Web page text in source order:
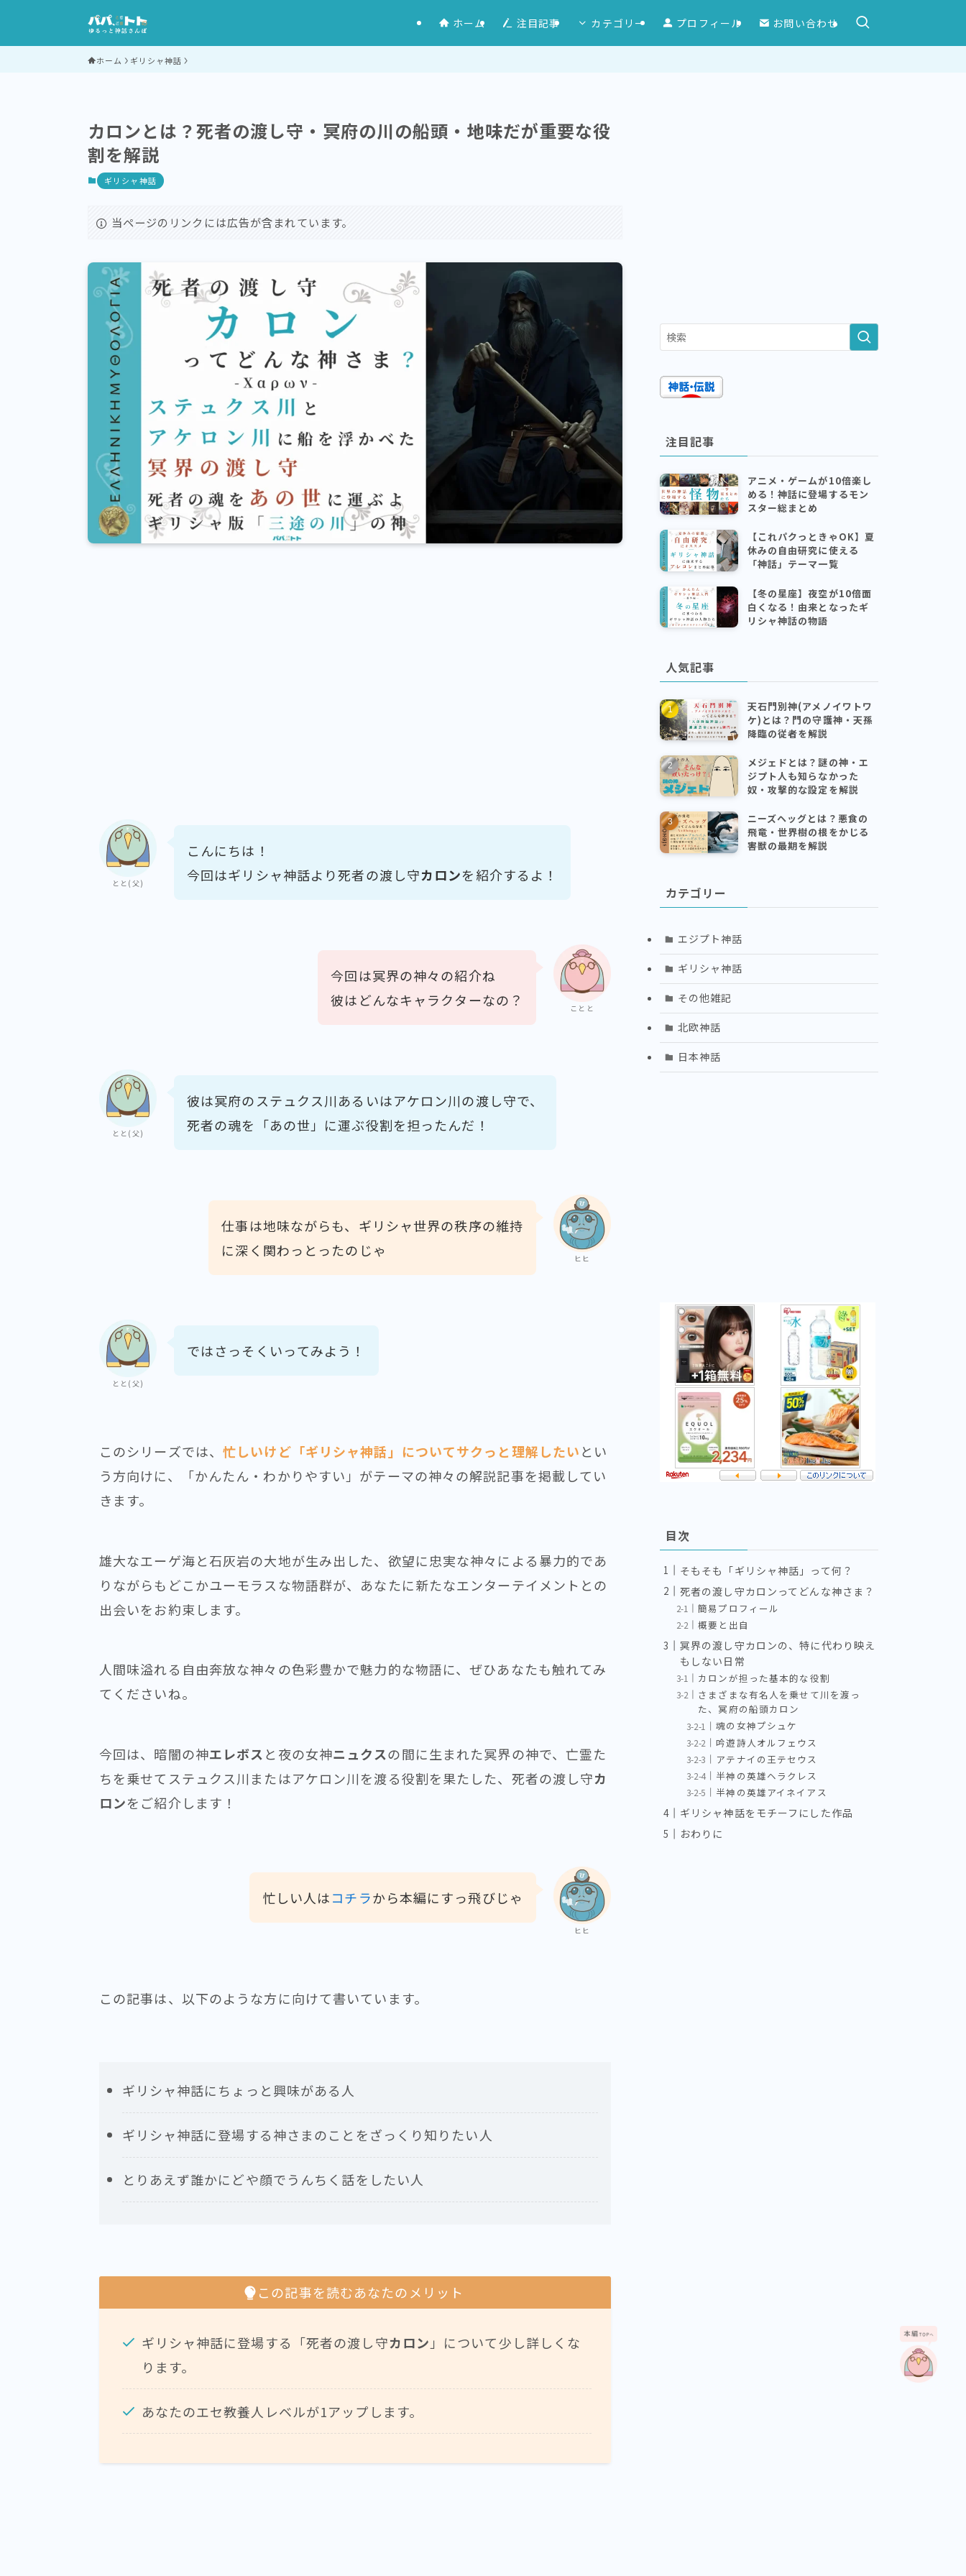
ホーム 注目記事 カテゴリー プロフィール お問い合わせ
ホーム ギリシャ神話
カロンとは？死者の渡し守・冥府の川の船頭・地味だが重要な役
割を解説
ギリシャ神話
当ページのリンクには広告が含まれています。
とと(父)
こんにちは！
今回はギリシャ神話より死者の渡し守カロンを紹介するよ！
ことと
今回は冥界の神々の紹介ね
彼はどんなキャラクターなの？
とと(父)
彼は冥府のステュクス川あるいはアケロン川の渡し守で、
死者の魂を「あの世」に運ぶ役割を担ったんだ！
ヒヒ
仕事は地味ながらも、ギリシャ世界の秩序の維持
に深く関わっとったのじゃ
とと(父)
ではさっそくいってみよう！
このシリーズでは、忙しいけど「ギリシャ神話」についてサクっと理解したいとい
う方向けに、「かんたん・わかりやすい」がテーマの神々の解説記事を掲載してい
きます。
雄大なエーゲ海と石灰岩の大地が生み出した、欲望に忠実な神々による暴力的であ
りながらもどこかユーモラスな物語群が、あなたに新たなエンターテイメントとの
出会いをお約束します。
人間味溢れる自由奔放な神々の色彩豊かで魅力的な物語に、ぜひあなたも触れてみ
てくださいね。
今回は、暗闇の神エレボスと夜の女神ニュクスの間に生まれた冥界の神で、亡霊た
ちを乗せてステュクス川またはアケロン川を渡る役割を果たした、死者の渡し守カ
ロンをご紹介します！
ヒヒ
忙しい人はコチラから本編にすっ飛びじゃ
この記事は、以下のような方に向けて書いています。
ギリシャ神話にちょっと興味がある人
ギリシャ神話に登場する神さまのことをざっくり知りたい人
とりあえず誰かにどや顔でうんちく話をしたい人
この記事を読むあなたのメリット
ギリシャ神話に登場する「死者の渡し守カロン 」について少し詳しくな
ります。
あなたのエセ教養人レベルが1アップします。
注目記事
アニメ・ゲームが10倍楽し
める！神話に登場するモン
スター総まとめ
【これパクっときゃOK】夏
休みの自由研究に使える
「神話」テーマ一覧
【冬の星座】夜空が10倍面
白くなる！由来となったギ
リシャ神話の物語
人気記事
天石門別神(アメノイワトワ
ケ)とは？門の守護神・天孫
降臨の従者を解説
メジェドとは？謎の神・エ
ジプト人も知らなかった
奴・攻撃的な設定を解説
ニーズヘッグとは？悪食の
飛竜・世界樹の根をかじる
害獣の最期を解説
カテゴリー
エジプト神話
ギリシャ神話
その他雑記
北欧神話
日本神話
目次
そもそも「ギリシャ神話」って何？
死者の渡し守カロンってどんな神さま？
簡易プロフィール
概要と出自
冥界の渡し守カロンの、特に代わり映え
もしない日常
カロンが担った基本的な役割
さまざまな有名人を乗せて川を渡っ
た、冥府の船頭カロン
魂の女神プシュケ
吟遊詩人オルフェウス
アテナイの王テセウス
半神の英雄ヘラクレス
半神の英雄アイネイアス
ギリシャ神話をモチーフにした作品
おわりに